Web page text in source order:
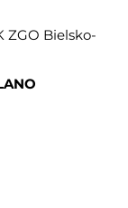
ZGO Bielsko-